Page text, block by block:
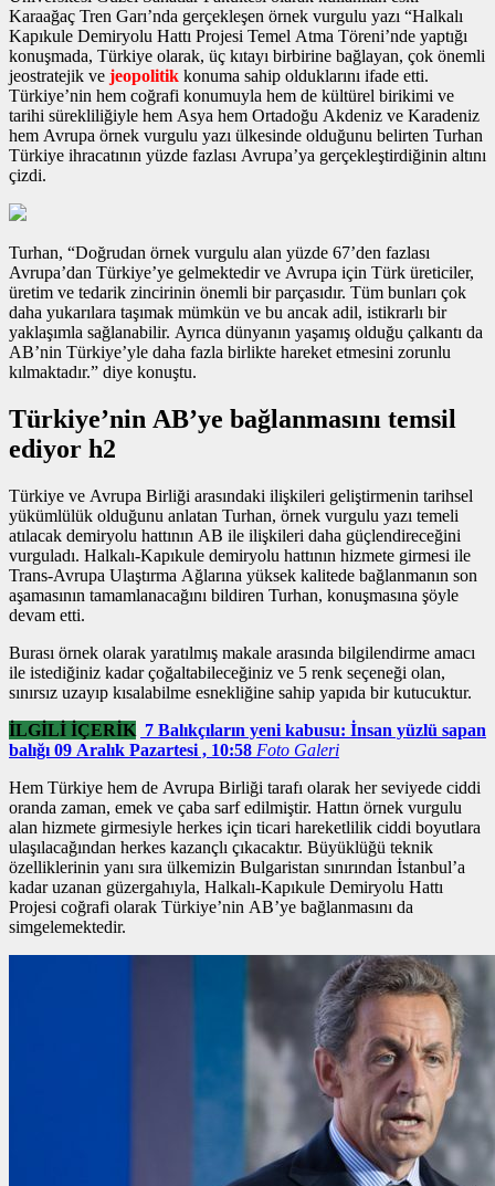
Karaağaç Tren Garı’nda gerçekleşen örnek vurgulu yazı “Halkalı
Kapıkule Demiryolu Hattı Projesi Temel Atma Töreni’nde yaptığı
konuşmada, Türkiye olarak, üç kıtayı birbirine bağlayan, çok önemli
jeostratejik ve jeopolitik konuma sahip olduklarını ifade etti.
Türkiye’nin hem coğrafi konumuyla hem de kültürel birikimi ve
tarihi sürekliliğiyle hem Asya hem Ortadoğu Akdeniz ve Karadeniz
hem Avrupa örnek vurgulu yazı ülkesinde olduğunu belirten Turhan
Türkiye ihracatının yüzde fazlası Avrupa’ya gerçekleştirdiğinin altını
çizdi.
Turhan, “Doğrudan örnek vurgulu alan yüzde 67’den fazlası
Avrupa’dan Türkiye’ye gelmektedir ve Avrupa için Türk üreticiler,
üretim ve tedarik zincirinin önemli bir parçasıdır. Tüm bunları çok
daha yukarılara taşımak mümkün ve bu ancak adil, istikrarlı bir
yaklaşımla sağlanabilir. Ayrıca dünyanın yaşamış olduğu çalkantı da
AB’nin Türkiye’yle daha fazla birlikte hareket etmesini zorunlu
kılmaktadır.” diye konuştu.
Türkiye’nin AB’ye bağlanmasını temsil
ediyor h2
Türkiye ve Avrupa Birliği arasındaki ilişkileri geliştirmenin tarihsel
yükümlülük olduğunu anlatan Turhan, örnek vurgulu yazı temeli
atılacak demiryolu hattının AB ile ilişkileri daha güçlendireceğini
vurguladı. Halkalı-Kapıkule demiryolu hattının hizmete girmesi ile
Trans-Avrupa Ulaştırma Ağlarına yüksek kalitede bağlanmanın son
aşamasının tamamlanacağını bildiren Turhan, konuşmasına şöyle
devam etti.
Burası örnek olarak yaratılmış makale arasında bilgilendirme amacı
ile istediğiniz kadar çoğaltabileceğiniz ve 5 renk seçeneği olan,
sınırsız uzayıp kısalabilme esnekliğine sahip yapıda bir kutucuktur.
İLGİLİ İÇERİK 7 Balıkçıların yeni kabusu: İnsan yüzlü sapan
balığı 09 Aralık Pazartesi , 10:58 Foto Galeri
Hem Türkiye hem de Avrupa Birliği tarafı olarak her seviyede ciddi
oranda zaman, emek ve çaba sarf edilmiştir. Hattın örnek vurgulu
alan hizmete girmesiyle herkes için ticari hareketlilik ciddi boyutlara
ulaşılacağından herkes kazançlı çıkacaktır. Büyüklüğü teknik
özelliklerinin yanı sıra ülkemizin Bulgaristan sınırından İstanbul’a
kadar uzanan güzergahıyla, Halkalı-Kapıkule Demiryolu Hattı
Projesi coğrafi olarak Türkiye’nin AB’ye bağlanmasını da
simgelemektedir.